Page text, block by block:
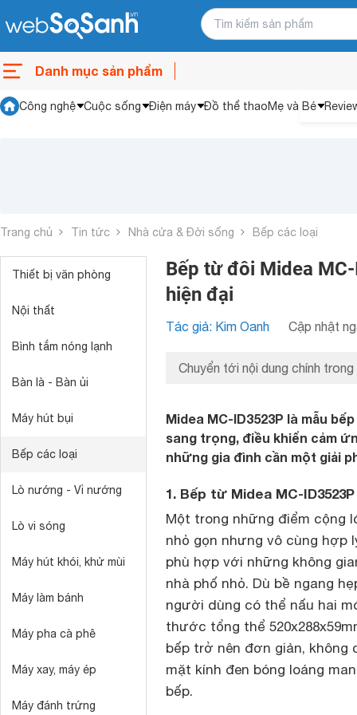
Danh mục sản phẩm
Công nghệ Cuộc sống Điện máy Đồ thể thaoMẹ và Bé
Trang chủ Tin tức Nhà cửa & Đời sống Bếp các loại
Thiết bị văn phòng
Nội thất
Bình tắm nóng lạnh
Bàn là - Bàn ủi
Máy hút bụi
Bếp các loại
Lò nướng - Vỉ nướng
Lò vi sóng
Máy hút khói, khử mùi
Máy làm bánh
Máy pha cà phê
Máy xay, máy ép
Máy đánh trứng
Bếp từ đôi Midea
hiện đại
Tác giả: Kim Oanh Cập nhật
Chuyển tới nội dung chính trong
Midea MC-ID3523P là mẫu
sang trọng, điều khiển cảm
những gia đình cần một giải
1. Bếp từ Midea MC-
Một trong những điểm cộng
nhỏ gọn nhưng vô cùng hợp
phù hợp với những không
nhà phố nhỏ. Dù bề ngang
người dùng có thể nấu hai
thước tổng thể
bếp trở nên đơn giản, không
mặt kính đen bóng loáng
bếp.